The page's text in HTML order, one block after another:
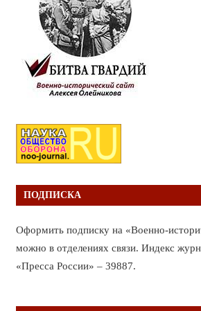
ПОДПИСКА
Оформить подписку на «Военно-
можно в отделениях связи. Индекс
«Пресса России» – 39887.